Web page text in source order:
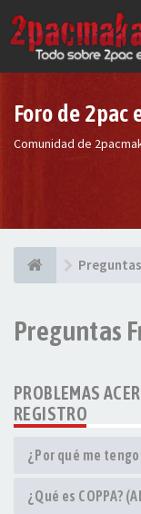
Foro de 2pac
Comunidad de
Preguntas
PROBLEMAS
REGISTRO
¿Por qué me
¿Qué es COPPA?